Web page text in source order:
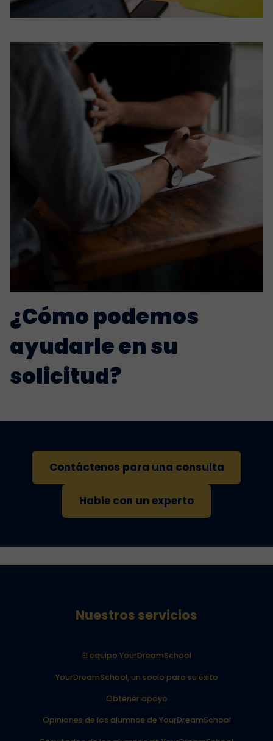
¿Cómo podemos
ayudarle en su
solicitud?
Contáctenos para una consulta
Hable con un experto
Nuestros servicios
El equipo YourDreamSchool
YourDreamSchool, un socio para su éxito
Obtener apoyo
Opiniones de los alumnos de YourDreamSchool